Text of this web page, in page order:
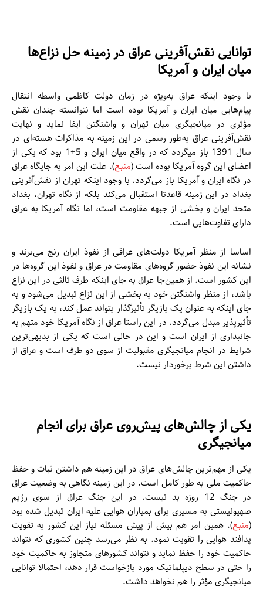
توانایی نقش‌آفرینی عراق در زمینه حل نزاع‌ها
میان ایران و آمریکا
با وجود اینکه عراق به‌ویژه در زمان دولت کاظمی واسطه انتقال
پیام‌هایی میان ایران و آمریکا بوده است اما نتوانسته چندان نقش
مؤثری در میانجیگری میان تهران و واشنگتن ایفا نماید و نهایت
نقش‌آفرینی عراق به‌طور رسمی در این زمینه به مذاکرات هسته‌ای در
سال 1391 باز میگردد که در واقع میان ایران و 5+1 بود که یکی از
اعضای این گروه آمریکا بوده است‌ (منبع). علت این امر به جایگاه عراق
در نگاه ایران و آمریکا باز می‌گردد. با وجود اینکه تهران از نقش‌آفرینی
بغداد در این زمینه قاعدتا استقبال می‌کند بلکه از نگاه تهران، بغداد
متحد ایران و بخشی از جبهه مقاومت است، اما نگاه آمریکا به عراق
دارای تفاوت‌هایی است.
اساسا از منظر آمریکا دولت‌های عراقی از نفوذ ایران رنج می‌برند و
نشانه این نفوذ حضور گروه‌های مقاومت در عراق و نفوذ این گروه‌ها در
این کشور است. از همین‌جا عراق به جای اینکه طرف ثالثی در این نزاع
باشد، از منظر واشنگتن خود به بخشی از این نزاع تبدیل می‌شود و به
جای اینکه به عنوان یک بازیگر تأثیرگذار بتواند عمل کند، به یک بازیگر
تأثیرپذیر مبدل می‌گردد. در این راستا عراق از نگاه آمریکا خود متهم به
جانبداری از ایران است و این در حالی است که یکی از بدیهی‌ترین
شرایط در انجام میانجیگری مقبولیت از سوی دو طرف است و عراق از
داشتن این شرط برخوردار نیست.
یکی از چالش‌های پیش‌روی عراق برای انجام
میانجیگری
یکی از مهم‌ترین چالش‌های عراق در این زمینه هم داشتن ثبات و حفظ
حاکمیت ملی به طور کامل است. در این زمینه نگاهی به وضعیت عراق
در جنگ 12 روزه بد نیست. در این جنگ عراق از سوی رژیم
صهیونیستی به مسیری برای بمباران هوایی علیه ایران تبدیل شده بود
(منبع). همین امر هم بیش از پیش مسئله نیاز این کشور به تقویت
پدافند هوایی را تقویت نمود. به نظر می‌رسد چنین کشوری که نتواند
حاکمیت خود را حفظ نماید و نتواند کشورهای متجاوز به حاکمیت خود
را حتی در سطح دیپلماتیک مورد بازخواست قرار دهد، احتمالا توانایی
میانجیگری مؤثر را هم نخواهد داشت.